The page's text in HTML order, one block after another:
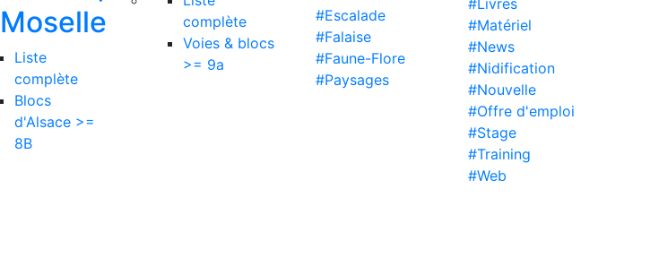
Moselle
Liste
complète
Blocs
d'Alsace >=
8B
complète
Voies & blocs
>= 9a
#Escalade
#Falaise
#Faune-Flore
#Paysages
#Livres
#Matériel
#News
#Nidification
#Nouvelle
#Offre d'emploi
#Stage
#Training
#Web